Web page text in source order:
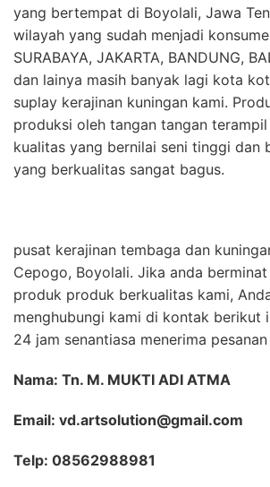
yang bertempat di Boyolali, Jawa
wilayah yang sudah menjadi
SURABAYA, JAKARTA, BANDUNG,
dan lainya masih banyak lagi kota
suplay kerajinan kuningan kami.
produksi oleh tangan tangan
kualitas yang bernilai seni tinggi dan
yang berkualitas sangat bagus.
pusat kerajinan tembaga dan
Cepogo, Boyolali. Jika anda
produk produk berkualitas kami,
menghubungi kami di kontak berikut
24 jam senantiasa menerima
Nama: Tn. M. MUKTI ADI ATMA
Email: vd.artsolution@gmail.com
Telp: 08562988981